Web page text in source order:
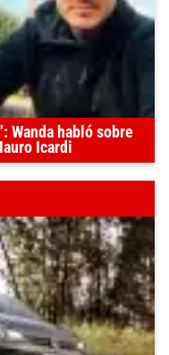
Wanda habló sobre
Icardi